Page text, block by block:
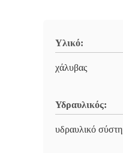
Υλικό:
χάλυβας
Υδραυλικός:
υδραυλικό